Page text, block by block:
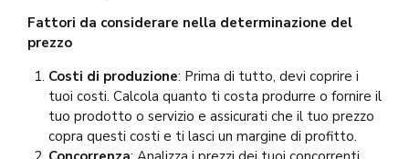
Fattori da considerare nella determinazione del
prezzo
Costi di produzione: Prima di tutto, devi coprire i
tuoi costi. Calcola quanto ti costa produrre o fornire il
tuo prodotto o servizio e assicurati che il tuo prezzo
copra questi costi e ti lasci un margine di profitto.